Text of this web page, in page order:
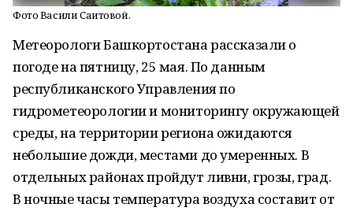
Фото Васили Саитовой.
Метеорологи Башкортостана рассказали о
погоде на пятницу, 25 мая. По данным
республиканского Управления по
гидрометеорологии и мониторингу окружающей
среды, на территории региона ожидаются
небольшие дожди, местами до умеренных. В
отдельных районах пройдут ливни, грозы, град.
В ночные часы температура воздуха составит от